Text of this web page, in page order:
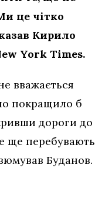
це чітко
Кирило
York Times.
вважається
покращило б
дороги до
ще перебувають
Буданов.